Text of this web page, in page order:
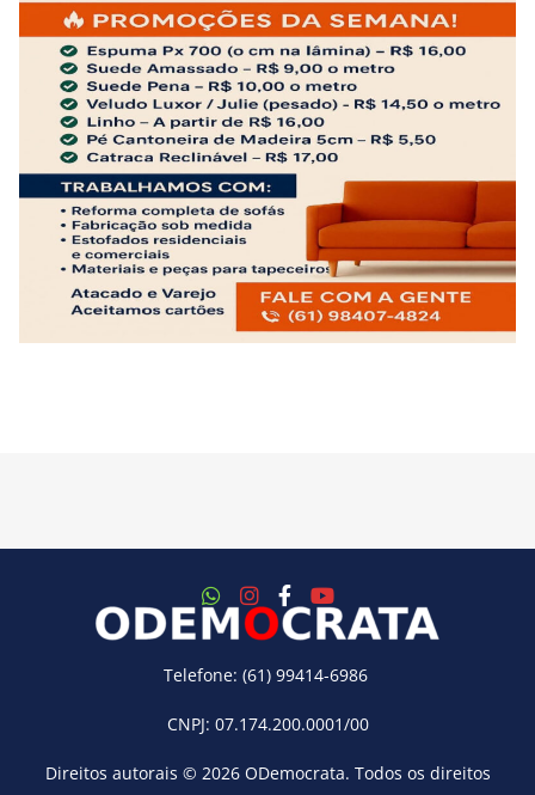
Telefone: (61) 99414-6986
CNPJ: 07.174.200.0001/00
Direitos autorais © 2026 ODemocrata. Todos os direitos